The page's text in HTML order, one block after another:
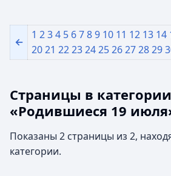
←
1 234 5 6789 10 11 12 13 14
2021 2223242526272829
Страницы в категории
«Родившиеся 19
Показаны 2 страницы из 2,
категории.